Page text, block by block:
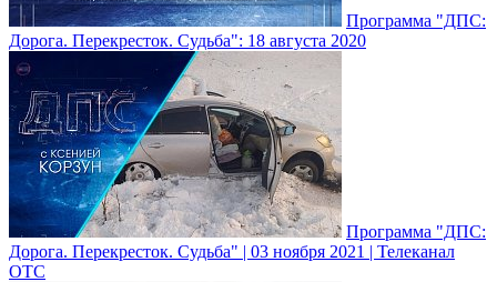
Программа "ДПС:
Дорога. Перекресток. Судьба": 18 августа 2020
Программа "ДПС:
Дорога. Перекресток. Судьба" | 03 ноября 2021 | Телеканал
ОТС